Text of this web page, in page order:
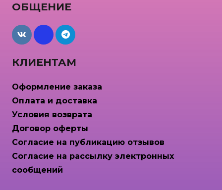
КЛИЕНТАМ
Оформление заказа
Оплата и доставка
Условия возврата
Договор оферты
Согласие на публикацию отзывов
Согласие на рассылку электронных
сообщений
ОБЩЕНИЕ
maxcdn